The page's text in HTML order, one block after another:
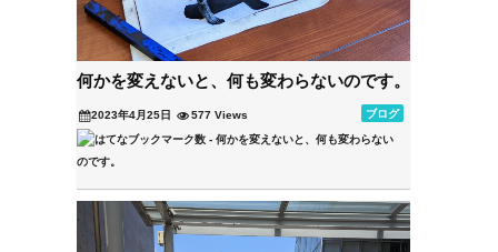
何かを変えないと、何も変わらないのです。
2023年4月25日 ブログ
577 Views